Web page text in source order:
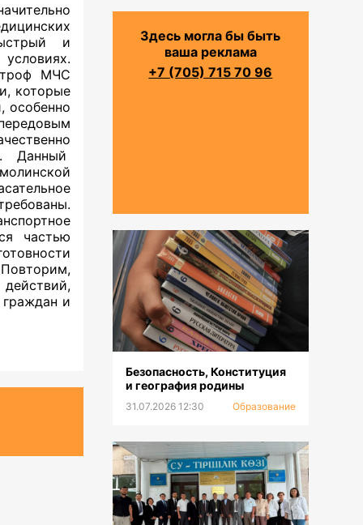
и
МЧС
которые
особенно
Данный
частью
граждан и
Здесь могла бы быть
ваша реклама
+7 (705) 715 70 96
Безопасность, Конституция
и география родины
31.07.2026 12:30 Образование